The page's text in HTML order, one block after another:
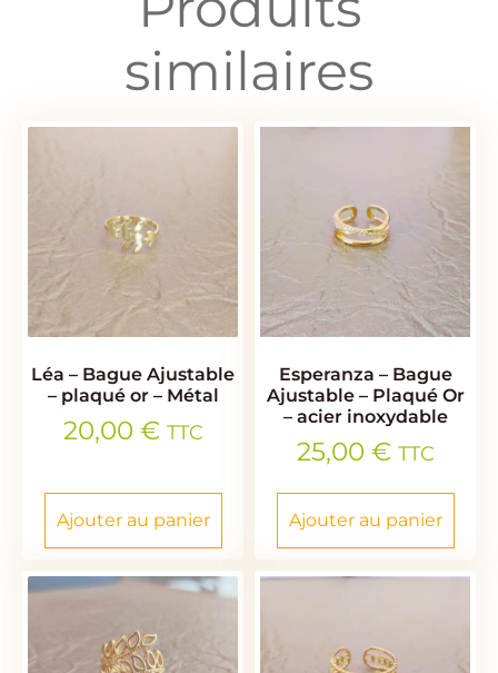
similaires
Léa – Bague Ajustable
– plaqué or – Métal
20,00 € TTC
Ajouter au panier
Esperanza – Bague
Ajustable – Plaqué Or
– acier inoxydable
25,00 € TTC
Ajouter au panier